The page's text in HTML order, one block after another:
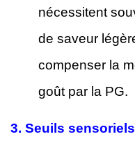
nécessitent
de saveur
compenser la
goût par la PG.
3. Seuils